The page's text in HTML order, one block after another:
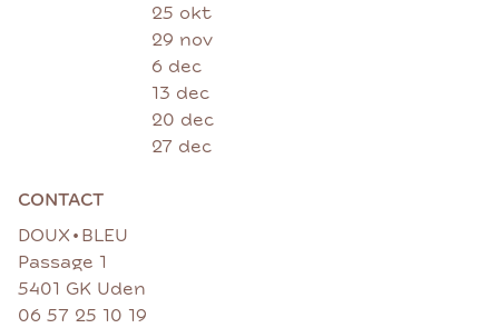
25 okt
29 nov
6 dec
13 dec
20 dec
27 dec
CONTACT
DOUX • BLEU
Passage 1
5401 GK Uden
06 57 25 10 19